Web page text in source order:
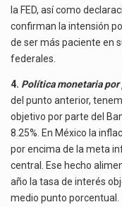
la FED, así como
confirman la intensión
de ser más paciente en
federales.
4. Política monetaria por
del punto anterior,
objetivo por parte del
8.25%. En México la
por encima de la meta
central. Ese hecho
año la tasa de interés
medio punto